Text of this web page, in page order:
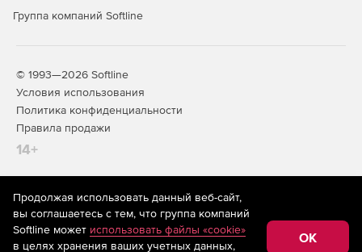
Группа компаний Softline
© 1993—2026 Softline
Условия использования
Политика конфиденциальности
Правила продажи
14+
На информационном ресурсе store.softline.ru применяются
рекомендательные технологии(информационные технологии
предоставления информации на основе сбора,
систематизации и анализа сведений, относящихся к
Продолжая использовать данный веб-сайт,
вы соглашаетесь с тем, что группа компаний
Softline может использовать файлы «cookie»
в целях хранения ваших учетных данных,
OK